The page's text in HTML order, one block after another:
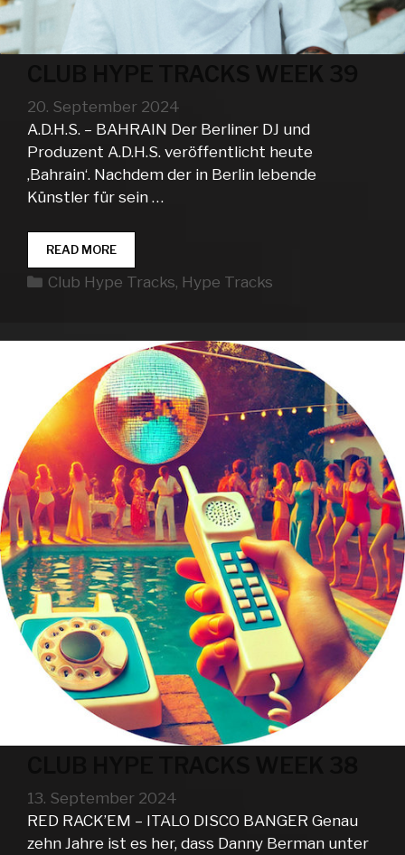
20. September 2024
A.D.H.S. – BAHRAIN Der Berliner DJ und
Produzent A.D.H.S. veröffentlicht heute
‚Bahrain‘. Nachdem der in Berlin lebende
Künstler für sein …
READ MORECLUB
HYPE
TRACKS
Kategorien
Club Hype Tracks, Hype Tracks
13. September 2024
RED RACK’EM – ITALO DISCO BANGER Genau
zehn Jahre ist es her, dass Danny Berman unter